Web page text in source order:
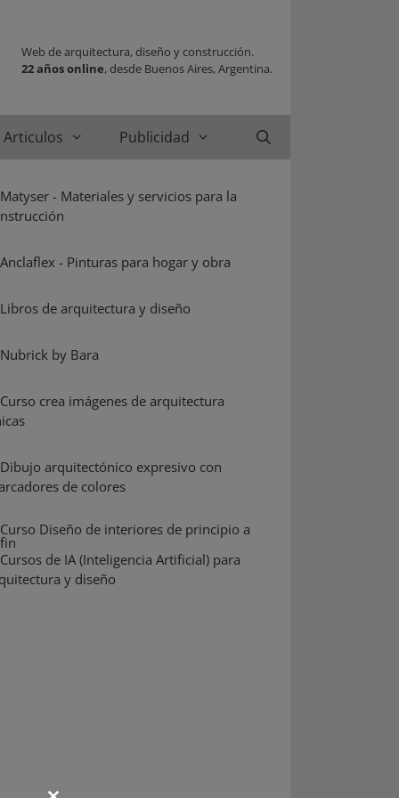
Web de arquitectura, diseño y construcción.
22 años online, desde Buenos Aires, Argentina.
Articulos Publicidad